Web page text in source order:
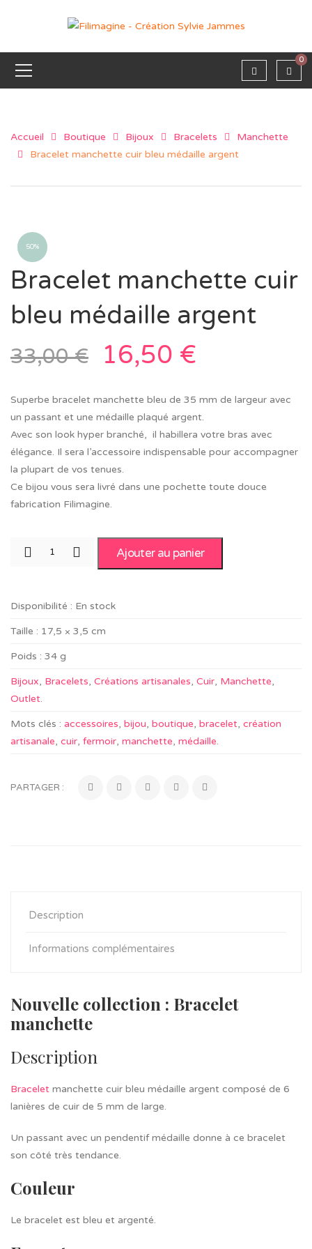
0
Accueil Boutique Bijoux Bracelets
Manchette
Bracelet manchette cuir bleu médaille argent
50%
Bracelet manchette cuir
bleu médaille argent
33,00€ 16,50 €
Superbe bracelet manchette bleu de 35 mm de largeur avec
un passant et une médaille plaqué argent.
Avec son look hyper branché, il habillera votre bras avec
élégance. Il sera l’accessoire indispensable pour accompagner
la plupart de vos tenues.
Ce bijou vous sera livré dans une pochette toute douce
fabrication Filimagine.
Ajouter au panier
Disponibilité : En stock
Taille : 17,5 × 3,5 cm
Poids : 34 g
Bijoux, Bracelets, Créations artisanales, Cuir, Manchette,
Outlet.
Mots clés : accessoires, bijou, boutique, bracelet, création
artisanale, cuir, fermoir, manchette, médaille.
PARTAGER :
Description
Informations complémentaires
Nouvelle collection : Bracelet
manchette
Description
Bracelet manchette cuir bleu médaille argent composé de 6
lanières de cuir de 5 mm de large.
Un passant avec un pendentif médaille donne à ce bracelet
son côté très tendance.
Couleur
Le bracelet est bleu et argenté.